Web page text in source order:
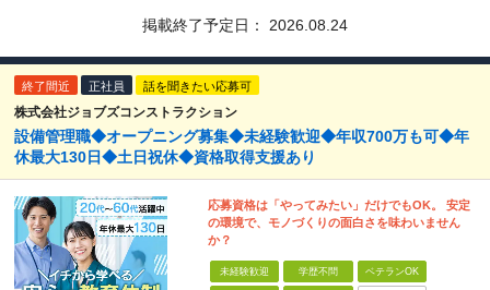
掲載終了予定日： 2026.08.24
終了間近 正社員 話を聞きたい応募可
株式会社ジョブズコンストラクション
設備管理職◆オープニング募集◆未経験歓迎◆年収700万も可◆年
休最大130日◆土日祝休◆資格取得支援あり
応募資格は「やってみたい」だけでもOK。 安定
の環境で、モノづくりの面白さを味わいません
か？
未経験歓迎 学歴不問 ベテランOK